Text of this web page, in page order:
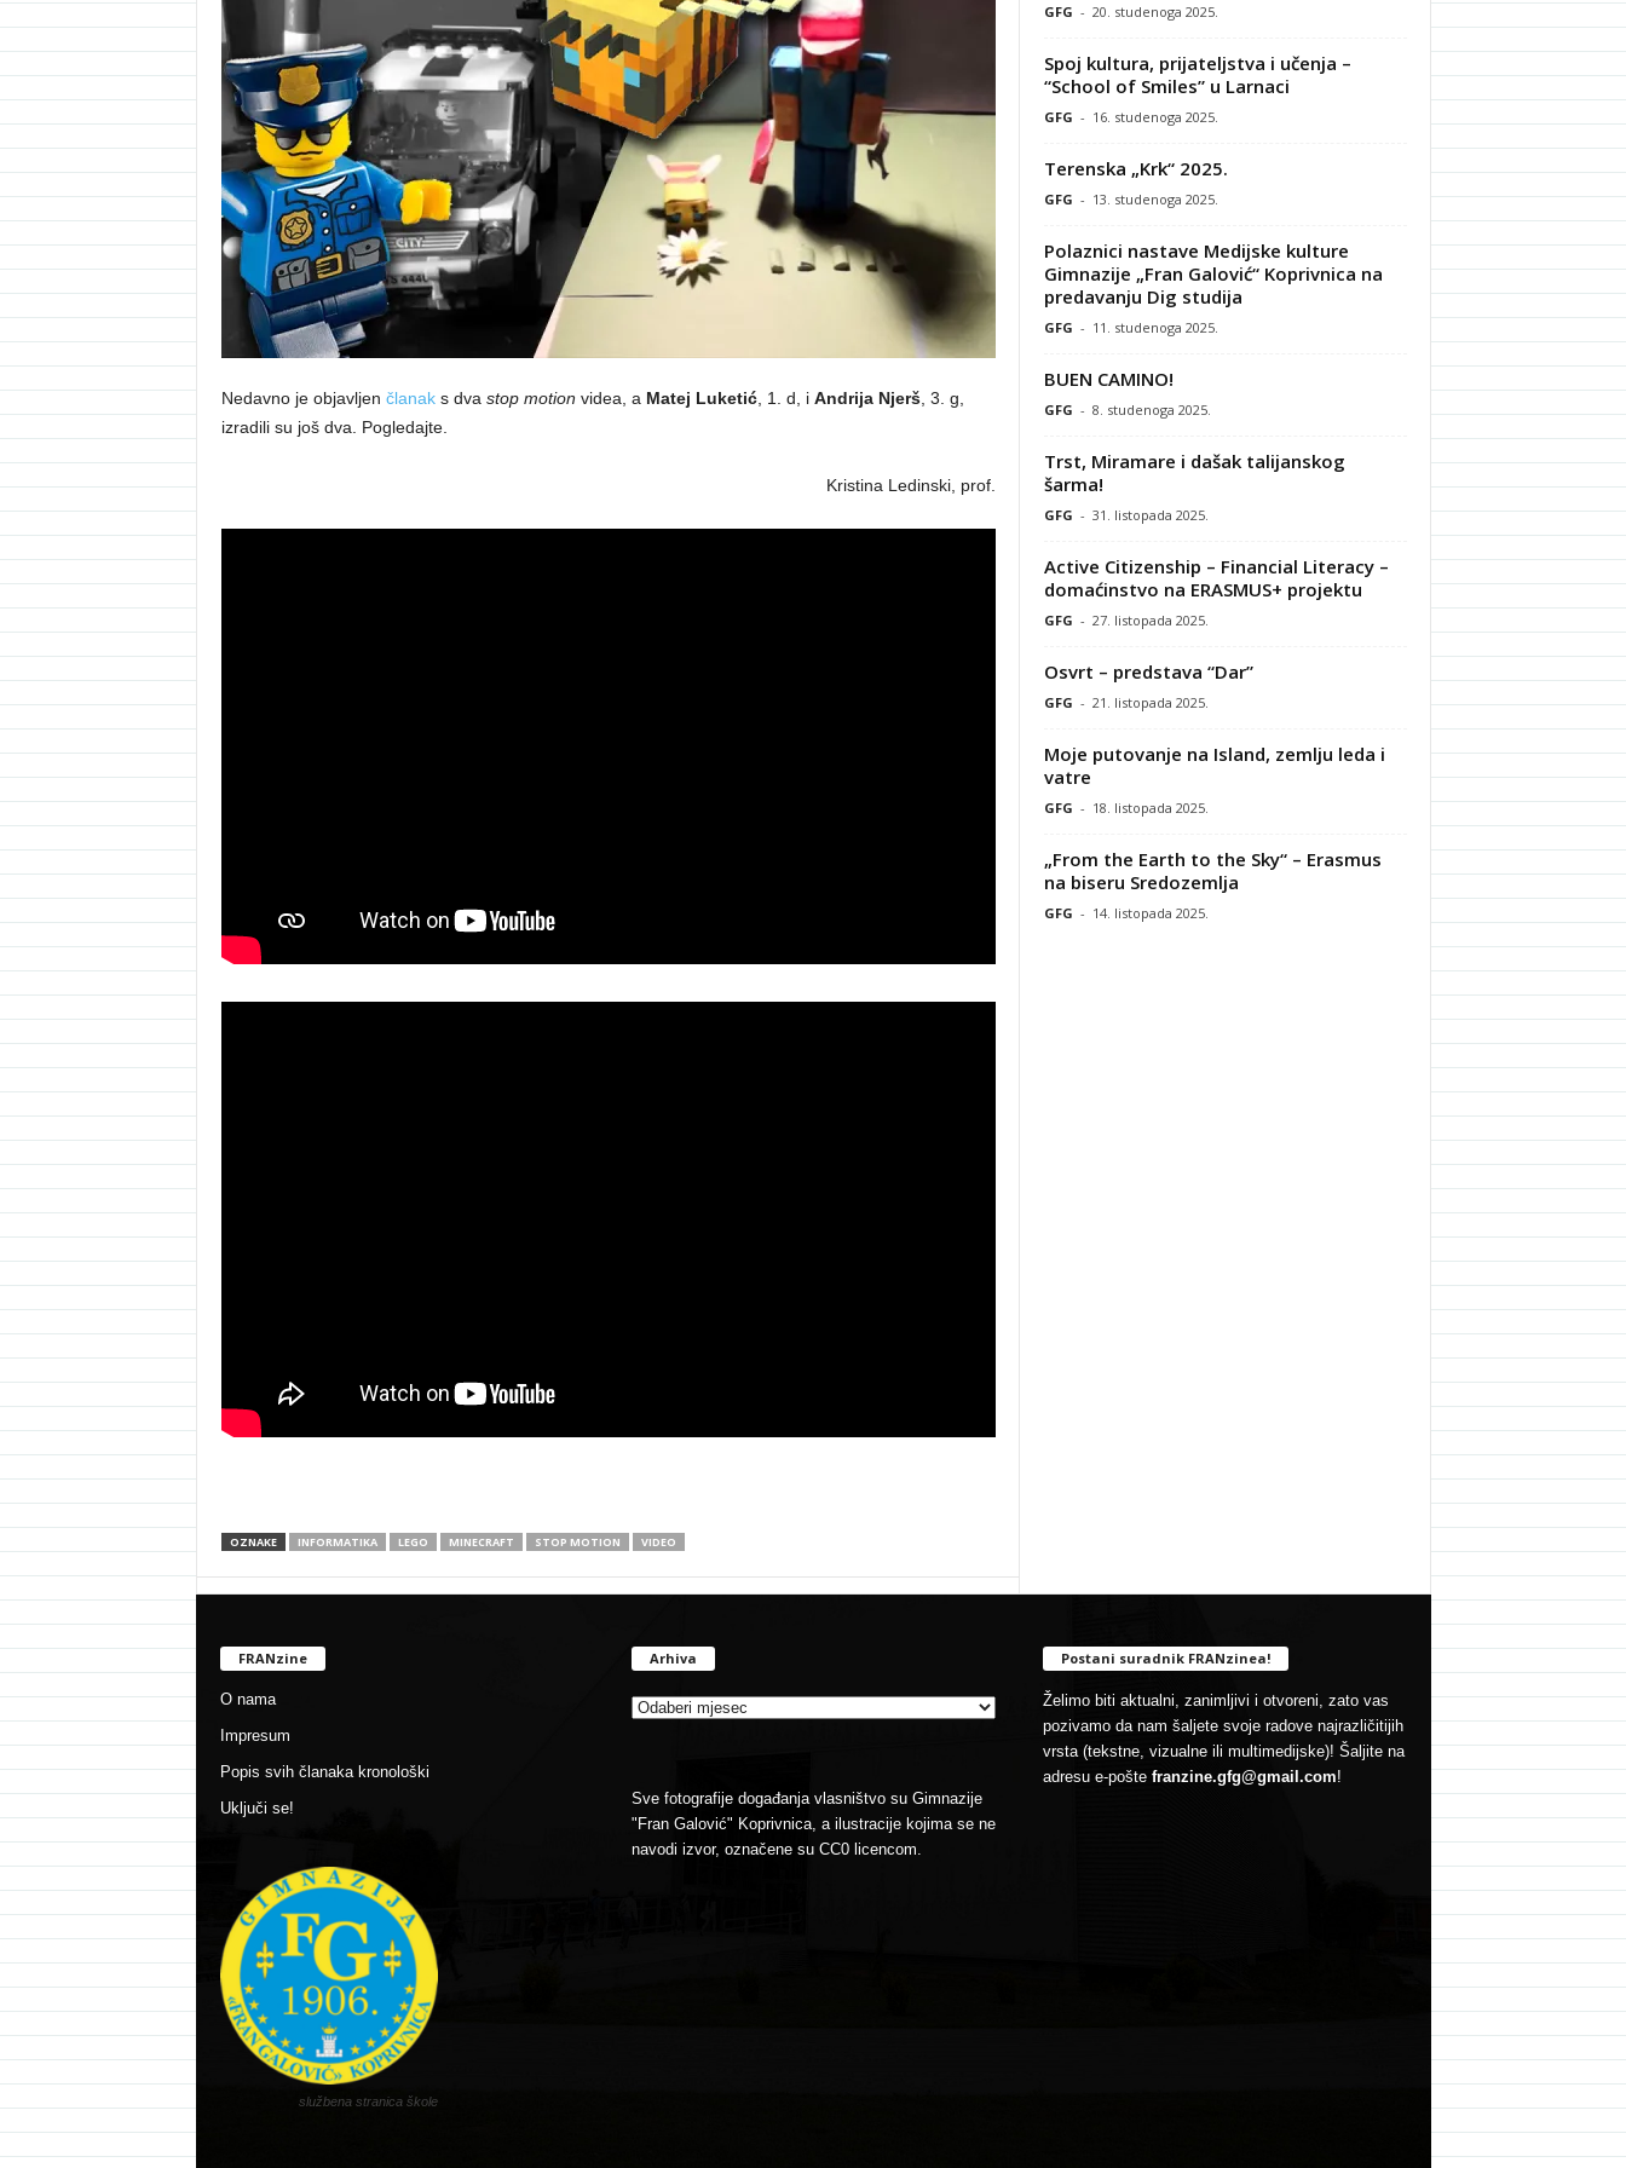
Nedavno je objavljen članaks dva stop motion videa, a Matej Luketić, 1. d, i Andrija Njerš, 3. g,
izradili su još dva. Pogledajte.
Kristina Ledinski, prof.
OZNAKE INFORMATIKA LEGO MINECRAFT STOP MOTION VIDEO
GFG - 20. studenoga 2025.
Spoj kultura, prijateljstva i učenja –
“School of Smiles” u Larnaci
GFG - 16. studenoga 2025.
Terenska „Krk“ 2025.
GFG - 13. studenoga 2025.
Polaznici nastave Medijske kulture
Gimnazije „Fran Galović“ Koprivnica na
predavanju Dig studija
GFG - 11. studenoga 2025.
BUEN CAMINO!
GFG - 8. studenoga 2025.
Trst, Miramare i dašak talijanskog
šarma!
GFG - 31. listopada 2025.
Active Citizenship – Financial Literacy –
domaćinstvo na ERASMUS+ projektu
GFG - 27. listopada 2025.
Osvrt – predstava “Dar”
GFG - 21. listopada 2025.
Moje putovanje na Island, zemlju leda i
vatre
GFG - 18. listopada 2025.
„From the Earth to the Sky“ – Erasmus
na biseru Sredozemlja
GFG - 14. listopada 2025.
FRANzine
O nama
Impresum
Popis svih članaka kronološki
Uključi se!
službena stranica škole
Arhiva
Sve fotografije događanja vlasništvo su Gimnazije
"Fran Galović" Koprivnica, a ilustracije kojima se ne
navodi izvor, označene su CC0 licencom.
Postani suradnik FRANzinea!
Želimo biti aktualni, zanimljivi i otvoreni, zato vas
pozivamo da nam šaljete svoje radove najrazličitijih
vrsta (tekstne, vizualne ili multimedijske)! Šaljite na
adresu e-pošte franzine.gfg@gmail.com!